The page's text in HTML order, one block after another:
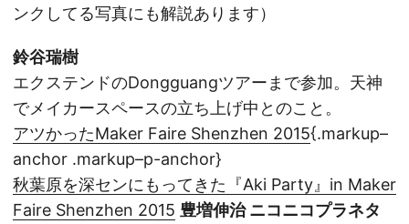
ンクしてる写真にも解説あります）
鈴谷瑞樹
エクステンドのDongguangツアーまで参加。天神
でメイカースペースの立ち上げ中とのこと。
アツかったMaker Faire Shenzhen 2015{.markup–
anchor .markup–p-anchor}
秋葉原を深センにもってきた『Aki Party』in Maker
Faire Shenzhen 2015 豊増伸治 ニコニコプラネタ